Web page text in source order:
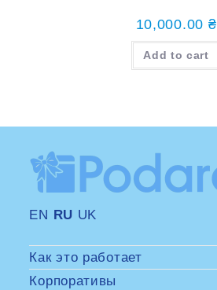
10,000.00 ₴
Add to cart
EN RU UK
Как это работает
Корпоративы